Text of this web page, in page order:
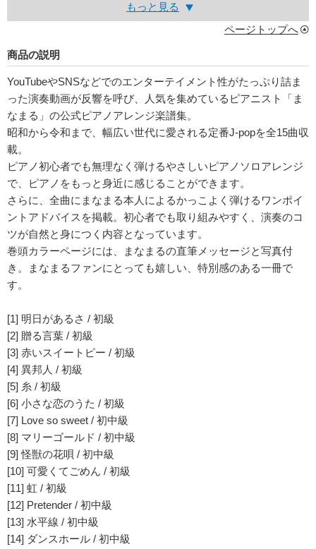
もっと見る
ページトップへ
商品の説明
YouTubeやSNSなどでのエンターテイメント性がたっぷり詰ま
った演奏動画が反響を呼び、人気を集めているピアニスト「ま
なまる」の公式ピアノアレンジ楽譜集。
昭和から令和まで、幅広い世代に愛される定番J-popを全15曲収
載。
ピアノ初心者でも無理なく弾けるやさしいピアノソロアレンジ
で、ピアノをもっと身近に感じることができます。
さらに、全曲にまなまる本人によるかっこよく弾けるワンポイ
ントアドバイスを掲載。初心者でも取り組みやすく、演奏のコ
ツが自然と身につく内容となっています。
巻頭カラーページには、まなまるの直筆メッセージと写真付
き。まなまるファンにとっても嬉しい、特別感のある一冊で
す。
[1] 明日があるさ / 初級
[2] 贈る言葉 / 初級
[3] 赤いスイートピー / 初級
[4] 異邦人 / 初級
[5] 糸 / 初級
[6] 小さな恋のうた / 初級
[7] Love so sweet / 初中級
[8] マリーゴールド / 初中級
[9] 怪獣の花唄 / 初中級
[10] 可愛くてごめん / 初級
[11] 虹 / 初級
[12] Pretender / 初中級
[13] 水平線 / 初中級
[14] ダンスホール / 初中級